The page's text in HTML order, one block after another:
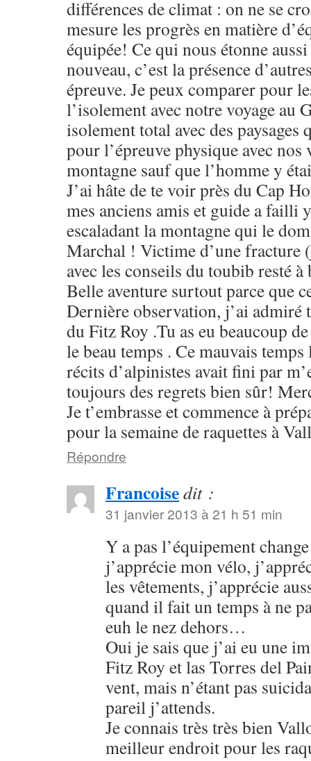
différences de climat : on ne se
mesure les progrès en matière
équipée! Ce qui nous étonne aussi
nouveau, c’est la présence
épreuve. Je peux comparer pour
l’isolement avec notre voyage au
isolement total avec des paysages
pour l’épreuve physique avec nos
montagne sauf que l’homme y
J’ai hâte de te voir près du Cap
mes anciens amis et guide a failli
escaladant la montagne qui le
Marchal ! Victime d’une fracture
avec les conseils du toubib resté
Belle aventure surtout parce que
Dernière observation, j’ai admiré
du Fitz Roy .Tu as eu beaucoup
le beau temps . Ce mauvais
récits d’alpinistes avait fini par
toujours des regrets bien sûr!
Je t’embrasse et commence à
pour la semaine de raquettes à
Répondre
Francoisedit :
31 janvier 2013 à 21 h 51 min
Y a pas l’équipement
j’apprécie mon vélo,
les vêtements, j’apprécie
quand il fait un temps à ne
euh le nez dehors…
Oui je sais que j’ai eu une
Fitz Roy et las Torres del
vent, mais n’étant pas
pareil j’attends.
Je connais très très bien
meilleur endroit pour les